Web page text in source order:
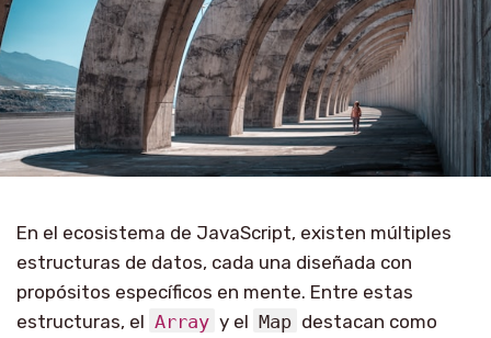
En el ecosistema de JavaScript, existen múltiples
estructuras de datos, cada una diseñada con
propósitos específicos en mente. Entre estas
estructuras, el Array y el Map destacan como